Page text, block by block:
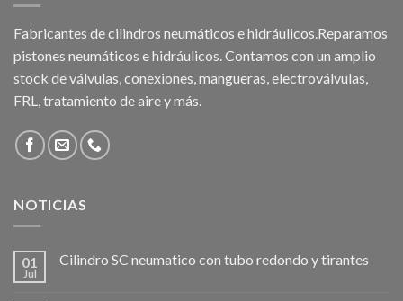
Fabricantes de cilindros neumáticos e hidráulicos.Reparamos
pistones neumáticos e hidráulicos. Contamos con un amplio
stock de válvulas, conexiones, mangueras, electroválvulas,
FRL, tratamiento de aire y más.
NOTICIAS
01
Jul
Cilindro SC neumatico con tubo redondo y tirantes